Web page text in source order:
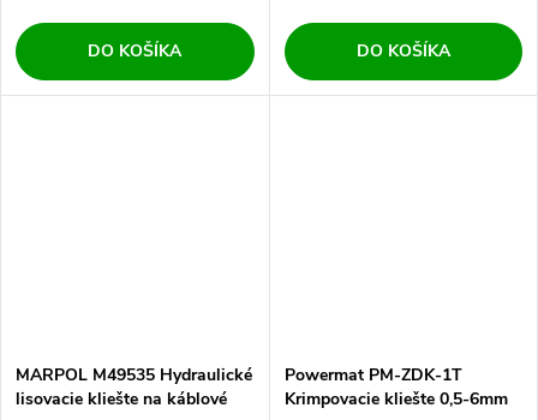
DO KOŠÍKA DO KOŠÍKA
MARPOL M49535 Hydraulické
lisovacie kliešte na káblové
Powermat PM-ZDK-1T
Krimpovacie kliešte 0,5-6mm